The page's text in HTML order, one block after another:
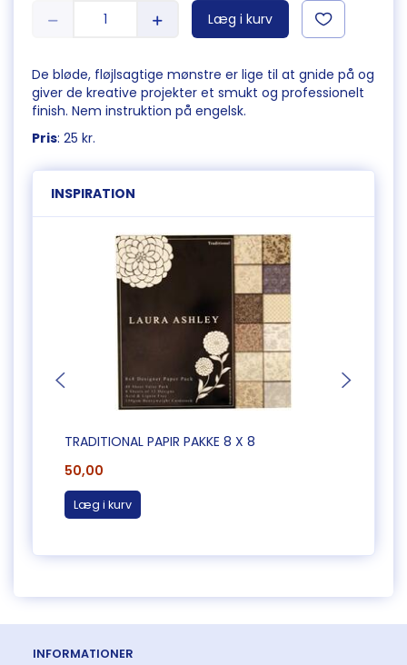
Læg i kurv
De bløde, fløjlsagtige mønstre er lige til at gnide på og
giver de kreative projekter et smukt og professionelt
finish. Nem instruktion på engelsk.
Pris: 25 kr.
INSPIRATION
TRADITIONAL PAPIR PAKKE 8 X 8
50,00
Læg i kurv
INFORMATIONER